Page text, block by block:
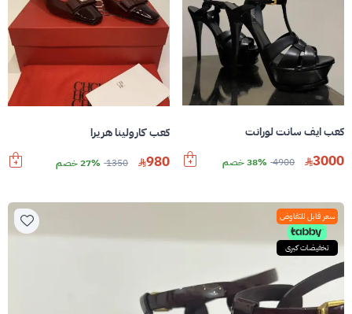
كعب ايف سانت لورانت
3000
4900 38% خصم
كعب كارولينا هريرا
980
1350 27% خصم
سعر قابل للتفاوض
تخفيضات كبرى